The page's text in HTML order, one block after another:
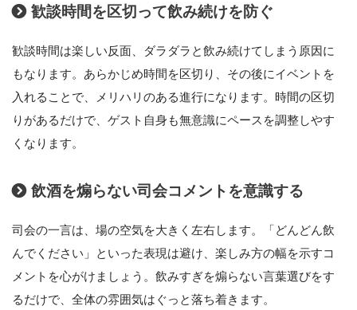
歓談時間を区切って飲み続けを防ぐ
歓談時間は楽しい反面、ダラダラと飲み続けてしまう原因に
もなります。あらかじめ時間を区切り、その後にイベントを
入れることで、メリハリのある進行になります。時間の区切
りがあるだけで、ゲスト自身も無意識にペースを調整しやす
くなります。
飲酒を煽らない司会コメントを意識する
司会の一言は、場の空気を大きく左右します。「どんどん飲
んでください」といった表現は避け、楽しみ方の幅を示すコ
メントを心がけましょう。飲みすぎを煽らない言葉選びをす
るだけで、全体の雰囲気はぐっと落ち着きます。